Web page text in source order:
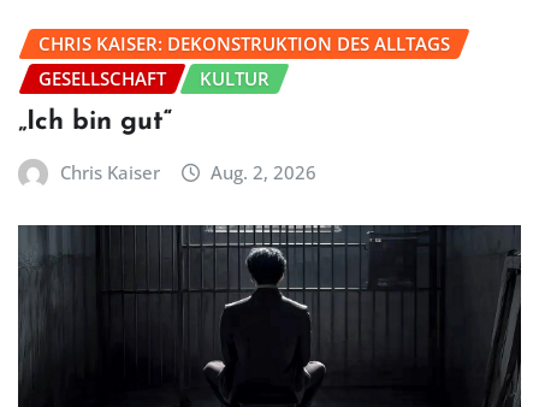
CHRIS KAISER: DEKONSTRUKTION DES ALLTAGS
GESELLSCHAFT
KULTUR
„Ich bin gut“
Chris Kaiser Aug. 2, 2026